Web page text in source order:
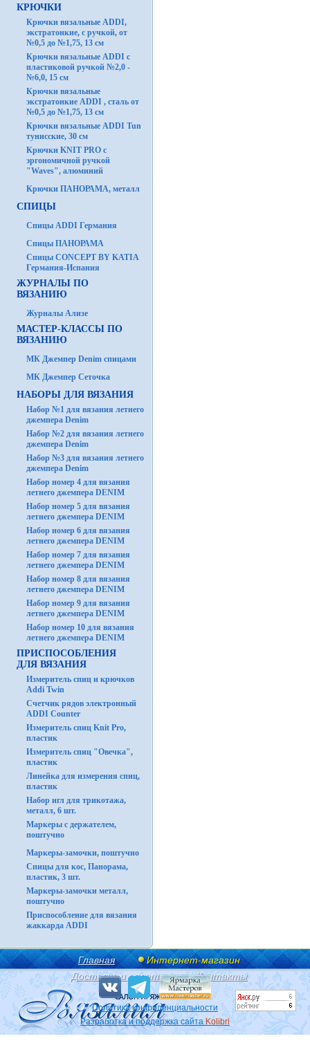
КРЮЧКИ
Крючки вязальные ADDI,
экстратонкие, с ручкой, от
№0,5 до №1,75, 13 см
Крючки вязальные ADDI с
пластиковой ручкой №2,0 -
№6,0, 15 см
Крючки вязальные
экстратонкие ADDI , сталь от
№0,5 до №1,75, 13 см
Крючки вязальные ADDI Tun
тунисские, 30 см
Крючки KNIT PRO с
эргономичной ручкой
"Waves", алюминий
Крючки ПАНОРАМА, металл
СПИЦЫ
Спицы ADDI Германия
Спицы ПАНОРАМА
Спицы CONCEPT BY KATIA
Германия-Испания
ЖУРНАЛЫ ПО
ВЯЗАНИЮ
Журналы Ализе
МАСТЕР-КЛАССЫ ПО
ВЯЗАНИЮ
МК Джемпер Denim спицами
МК Джемпер Сеточка
НАБОРЫ ДЛЯ ВЯЗАНИЯ
Набор №1 для вязания летнего
джемпера Denim
Набор №2 для вязания летнего
джемпера Denim
Набор №3 для вязания летнего
джемпера Denim
Набор номер 4 для вязания
летнего джемпера DENIM
Набор номер 5 для вязания
летнего джемпера DENIM
Набор номер 6 для вязания
летнего джемпера DENIM
Набор номер 7 для вязания
летнего джемпера DENIM
Набор номер 8 для вязания
летнего джемпера DENIM
Набор номер 9 для вязания
летнего джемпера DENIM
Набор номер 10 для вязания
летнего джемпера DENIM
ПРИСПОСОБЛЕНИЯ
ДЛЯ ВЯЗАНИЯ
Измеритель спиц и крючков
Addi Twin
Счетчик рядов электронный
ADDI Counter
Измеритель спиц Knit Pro,
пластик
Измеритель спиц "Овечка",
пластик
Линейка для измерения спиц,
пластик
Набор игл для трикотажа,
металл, 6 шт.
Маркеры с держателем,
поштучно
Маркеры-замочки, поштучно
Спицы для кос, Панорама,
пластик, 3 шт.
Маркеры-замочки металл,
поштучно
Приспособление для вязания
жаккарда ADDI
Главная
Интернет-магазин
Доставка и оплата
Контакты
Политика конфиденциальности
Разработка и поддержка сайта Kolibri